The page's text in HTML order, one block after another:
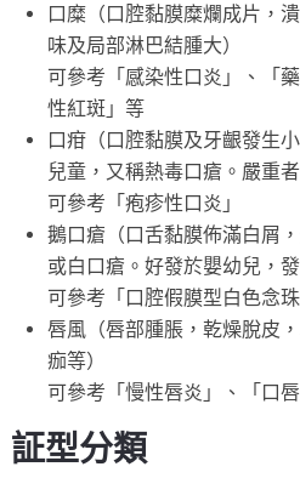
口糜（口腔黏膜糜爛成片，
味及局部淋巴結腫大）
可參考「感染性口炎」、「
性紅斑」等
口疳（口腔黏膜及牙齦發生
兒童，又稱熱毒口瘡。嚴重
可參考「疱疹性口炎」
鵝口瘡（口舌黏膜佈滿白屑
或白口瘡。好發於嬰幼兒，
可參考「口腔假膜型白色念珠
唇風（唇部腫脹，乾燥脫皮
痂等）
可參考「慢性唇炎」、「口
証型分類